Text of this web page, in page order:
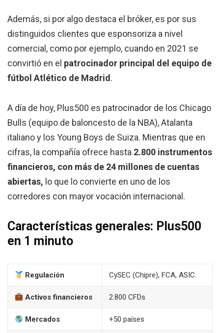
Además, si por algo destaca el bróker, es por sus
distinguidos clientes que esponsoriza a nivel
comercial, como por ejemplo, cuando en 2021 se
convirtió en el patrocinador principal del equipo de
fútbol Atlético de Madrid .
A día de hoy, Plus500 es patrocinador de los Chicago
Bulls (equipo de baloncesto de la NBA), Atalanta
italiano y los Young Boys de Suiza. Mientras que en
cifras, la compañía ofrece hasta 2.800 instrumentos
financieros, con más de 24 millones de cuentas
abiertas, lo que lo convierte en uno de los
corredores con mayor vocación internacional.
Características generales: Plus500
en 1 minuto
Regulación CySEC (Chipre), FCA, ASIC.
Activos financieros 2.800 CFDs
Mercados +50 países